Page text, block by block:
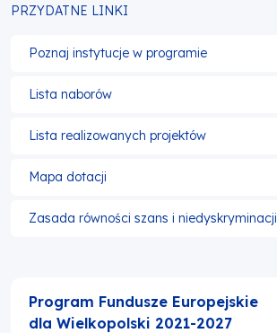
PRZYDATNE LINKI
Poznaj instytucje w programie
Lista naborów
Lista realizowanych projektów
Mapa dotacji
Otworzy
w
Zasada równości szans i niedyskryminacji
Otworzy
karcie
Program Fundusze Europejskie
dla Wielkopolski 2021-2027